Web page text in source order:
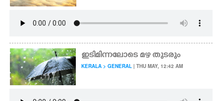
ഇടിമിന്നലോടെ മഴ തുടരും
KERALA > GENERAL | THU MAY, 12:42 AM